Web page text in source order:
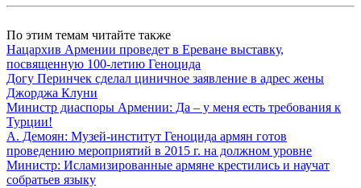
По этим темам читайте также
Нацархив Армении проведет в Ереване выставку,
посвященную 100-летию Геноцида
Догу Перинчек сделал циничное заявление в адрес жены
Джорджа Клуни
Министр диаспоры Армении: Да – у меня есть требования к
Турции!
А. Демоян: Музей-институт Геноцида армян готов
проведению мероприятий в 2015 г. на должном уровне
Министр: Исламизированные армяне крестились и научат
собратьев языку